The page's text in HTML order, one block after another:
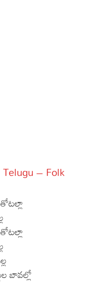
Songs
– Folk
బావల్లో